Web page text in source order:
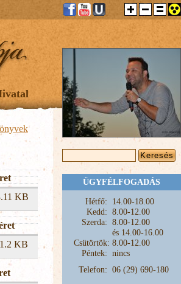
KB
KB
KERESÉS ŰRLAP
ÜGYFÉLFOGADÁS
Hétfő: 14.00-18.00
Kedd: 8.00-12.00
Szerda: 8.00-12.00
és 14.00-16.00
Csütörtök: 8.00-12.00
Péntek: nincs
Telefon: 06 (29) 690-180